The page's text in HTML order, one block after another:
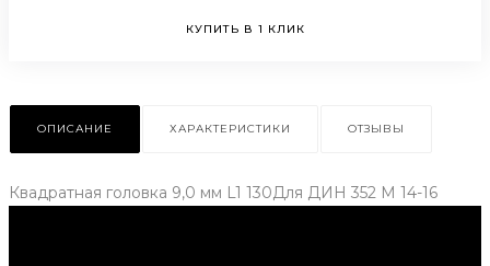
КУПИТЬ В 1 КЛИК
ОПИСАНИЕ ХАРАКТЕРИСТИКИ ОТЗЫВЫ
Квадратная головка 9,0 мм L1 130Для ДИН 352 М 14-16